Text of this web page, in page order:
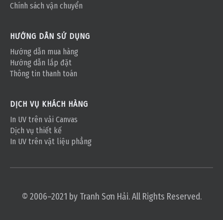
Chính sách vận chuyển
HƯỚNG DẪN SỬ DỤNG
Hướng dẫn mua hàng
Hướng dẫn lắp đặt
Thông tin thanh toán
DỊCH VỤ KHÁCH HÀNG
In UV trên vải Canvas
Dịch vụ thiết kế
In UV trên vật liệu phẳng
© 2006–2021 by Tranh Sơn Hải. All Rights Reserved.